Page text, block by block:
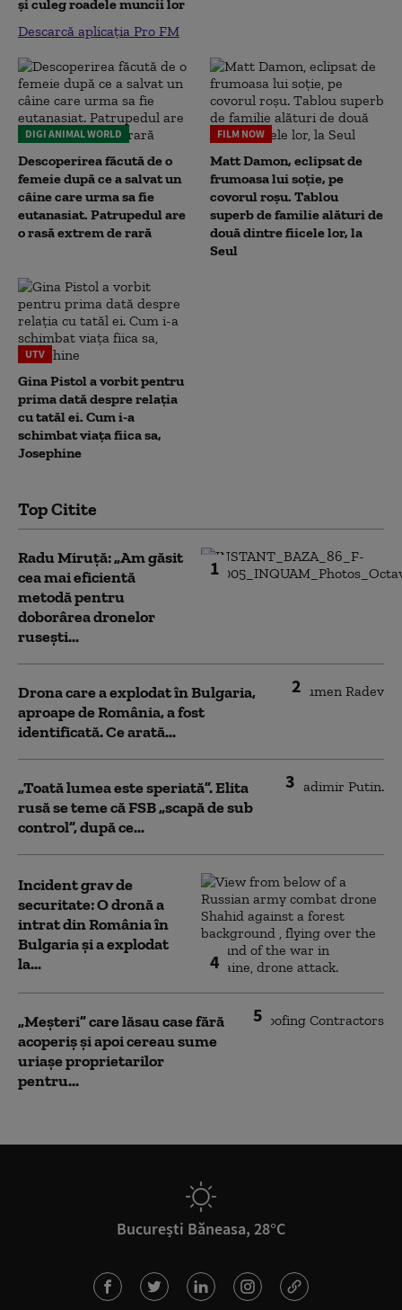
și culeg roadele muncii lor
Descarcă aplicația Pro FM
DIGI ANIMAL WORLD
Descoperirea făcută de o
femeie după ce a salvat un
câine care urma sa fie
eutanasiat. Patrupedul are
o rasă extrem de rară
FILM NOW
Matt Damon, eclipsat de
frumoasa lui soție, pe
covorul roșu. Tablou
superb de familie alături de
două dintre fiicele lor, la
Seul
UTV
Gina Pistol a vorbit pentru
prima dată despre relația
cu tatăl ei. Cum i-a
schimbat viața fiica sa,
Josephine
Top Citite
1
Radu Miruță: „Am găsit
cea mai eficientă
metodă pentru
doborârea dronelor
rusești...
2
Drona care a explodat în Bulgaria,
aproape de România, a fost
identificată. Ce arată...
3
„Toată lumea este speriată”. Elita
rusă se teme că FSB „scapă de sub
control”, după ce...
4
Incident grav de
securitate: O dronă a
intrat din România în
Bulgaria şi a explodat
la...
5
„Meșteri” care lăsau case fără
acoperiș și apoi cereau sume
uriașe proprietarilor
pentru...
București Băneasa, 28°C